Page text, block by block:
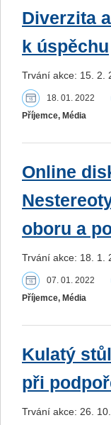
Diverzita
k úspěchu
Trvání akce: 15. 2.
18. 01. 2022
Příjemce, Média
Online
oboru a
Trvání akce: 18. 1.
07. 01. 2022
Příjemce, Média
Kulatý
při
Trvání akce: 26.